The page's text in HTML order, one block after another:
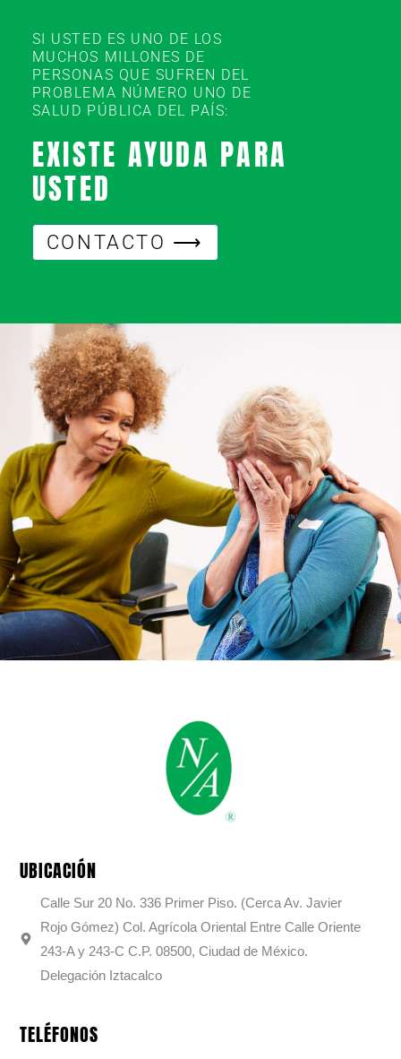
SI USTED ES UNO DE LOS
MUCHOS MILLONES DE
PERSONAS QUE SUFREN DEL
PROBLEMA NÚMERO UNO DE
SALUD PÚBLICA DEL PAÍS:
EXISTE AYUDA PARA
USTED
CONTACTO ⟶
UBICACIÓN
Calle Sur 20 No. 336 Primer Piso. (Cerca Av. Javier
Rojo Gómez) Col. Agrícola Oriental Entre Calle Oriente
243-A y 243-C C.P. 08500, Ciudad de México.
Delegación Iztacalco
TELÉFONOS